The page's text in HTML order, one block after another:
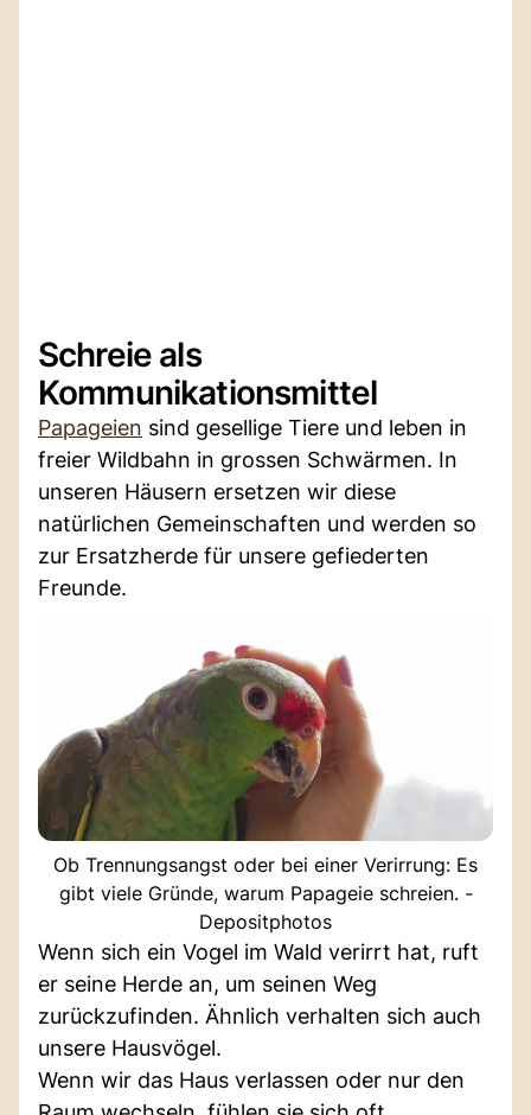
Schreie als
Kommunikationsmittel
Papageien sind gesellige Tiere und leben in
freier Wildbahn in grossen Schwärmen. In
unseren Häusern ersetzen wir diese
natürlichen Gemeinschaften und werden so
zur Ersatzherde für unsere gefiederten
Freunde.
Ob Trennungsangst oder bei einer Verirrung: Es
gibt viele Gründe, warum Papageie schreien. -
Depositphotos
Wenn sich ein Vogel im Wald verirrt hat, ruft
er seine Herde an, um seinen Weg
zurückzufinden. Ähnlich verhalten sich auch
unsere Hausvögel.
Wenn wir das Haus verlassen oder nur den